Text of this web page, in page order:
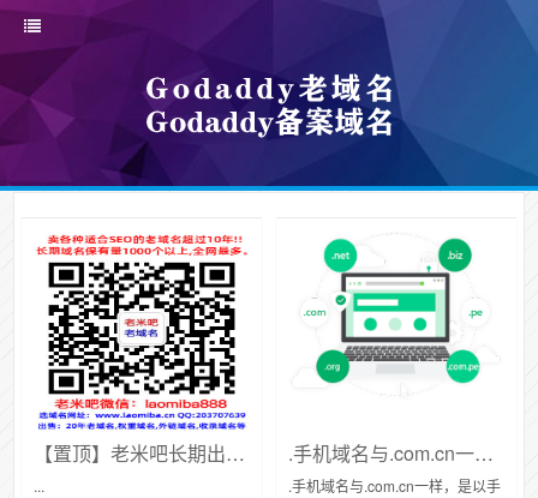
【置顶】老米吧长期出售gname、godaddy【老域名】【ba域名】
...
.手机域名与.com.cn一样，是以手机为后缀的通用顶级中文域名
.手机域名与.com.cn一样，是以手